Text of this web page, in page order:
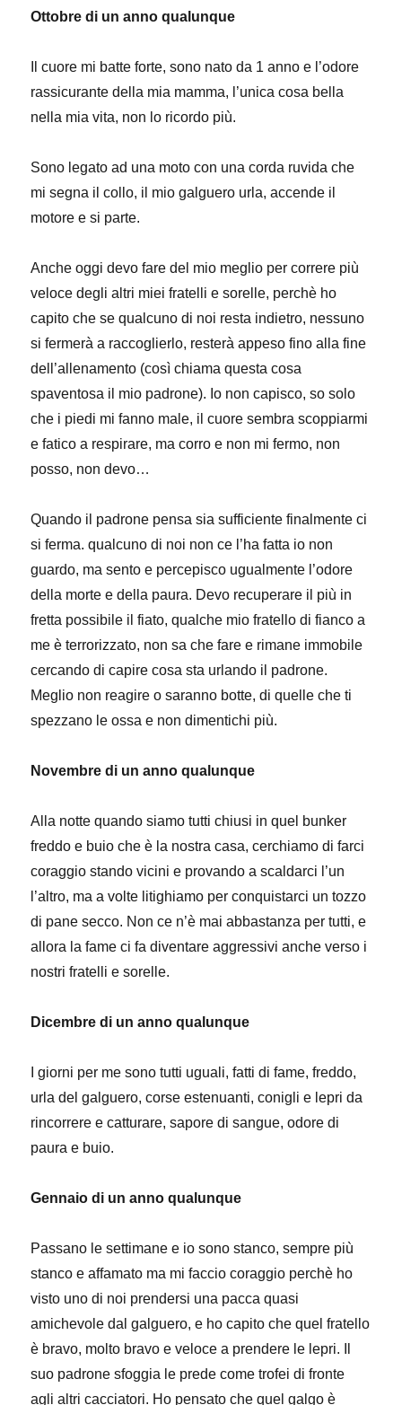
Ottobre di un anno qualunque
Il cuore mi batte forte, sono nato da 1 anno e l’odore
rassicurante della mia mamma, l’unica cosa bella
nella mia vita, non lo ricordo più.
Sono legato ad una moto con una corda ruvida che
mi segna il collo, il mio galguero urla, accende il
motore e si parte.
Anche oggi devo fare del mio meglio per correre più
veloce degli altri miei fratelli e sorelle, perchè ho
capito che se qualcuno di noi resta indietro, nessuno
si fermerà a raccoglierlo, resterà appeso fino alla fine
dell’allenamento (così chiama questa cosa
spaventosa il mio padrone). Io non capisco, so solo
che i piedi mi fanno male, il cuore sembra scoppiarmi
e fatico a respirare, ma corro e non mi fermo, non
posso, non devo…
Quando il padrone pensa sia sufficiente finalmente ci
si ferma. qualcuno di noi non ce l’ha fatta io non
guardo, ma sento e percepisco ugualmente l’odore
della morte e della paura. Devo recuperare il più in
fretta possibile il fiato, qualche mio fratello di fianco a
me è terrorizzato, non sa che fare e rimane immobile
cercando di capire cosa sta urlando il padrone.
Meglio non reagire o saranno botte, di quelle che ti
spezzano le ossa e non dimentichi più.
Novembre di un anno qualunque
Alla notte quando siamo tutti chiusi in quel bunker
freddo e buio che è la nostra casa, cerchiamo di farci
coraggio stando vicini e provando a scaldarci l’un
l’altro, ma a volte litighiamo per conquistarci un tozzo
di pane secco. Non ce n’è mai abbastanza per tutti, e
allora la fame ci fa diventare aggressivi anche verso i
nostri fratelli e sorelle.
Dicembre di un anno qualunque
I giorni per me sono tutti uguali, fatti di fame, freddo,
urla del galguero, corse estenuanti, conigli e lepri da
rincorrere e catturare, sapore di sangue, odore di
paura e buio.
Gennaio di un anno qualunque
Passano le settimane e io sono stanco, sempre più
stanco e affamato ma mi faccio coraggio perchè ho
visto uno di noi prendersi una pacca quasi
amichevole dal galguero, e ho capito che quel fratello
è bravo, molto bravo e veloce a prendere le lepri. Il
suo padrone sfoggia le prede come trofei di fronte
agli altri cacciatori. Ho pensato che quel galgo è